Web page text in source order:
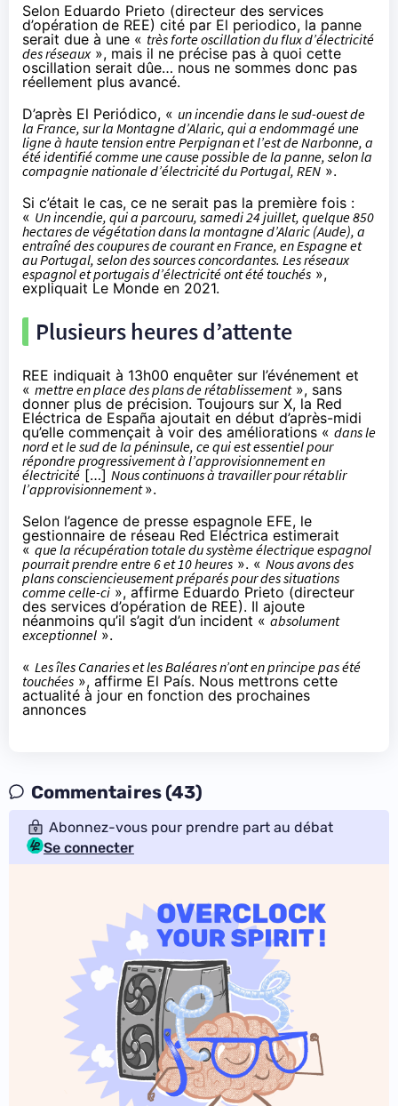
Selon Eduardo Prieto (directeur des services
d’opération de REE) cité par El periodico, la panne
serait due à une « très forte oscillation du flux d’électricité
des réseaux», mais il ne précise pas à quoi cette
oscillation serait dûe… nous ne sommes donc pas
réellement plus avancé.
D’après El Periódico, « un incendie dans le sud-ouest de
la France, sur la Montagne d’Alaric, qui a endommagé une
ligne à haute tension entre Perpignan et l’est de Narbonne, a
été identifié comme une cause possible de la panne, selon la
compagnie nationale d’électricité du Portugal, REN».
Si c’était le cas, ce ne serait pas la première fois :
« Un incendie, qui a parcouru, samedi 24 juillet, quelque 850
hectares de végétation dans la montagne d’Alaric (Aude), a
entraîné des coupures de courant en France, en Espagne et
au Portugal, selon des sources concordantes. Les réseaux
espagnol et portugais d’électricité ont été touchés »,
expliquait Le Monde en 2021.
Plusieurs heures d’attente
REE indiquait à 13h00 enquêter sur l’événement et
« mettre en place des plans de rétablissement», sans
donner plus de précision. Toujours sur X, la Red
Eléctrica de España ajoutait en début d’après-midi
qu’elle commençait à voir des améliorations « dans le
nord et le sud de la péninsule, ce qui est essentiel pour
répondre progressivement à l’approvisionnement en
électricité […] Nous continuons à travailler pour rétablir
l’approvisionnement».
Selon l’agence de presse espagnole EFE, le
gestionnaire de réseau Red Eléctrica estimerait
« que la récupération totale du système électrique espagnol
pourrait prendre entre 6 et 10 heures ». « Nous avons des
plans consciencieusement préparés pour des situations
comme celle-ci », affirme Eduardo Prieto (directeur
des services d’opération de REE). Il ajoute
néanmoins qu’il s’agit d’un incident « absolument
exceptionnel ».
« Les îles Canaries et les Baléares n’ont en principe pas été
touchées », affirme El País. Nous mettrons cette
actualité à jour en fonction des prochaines
annonces
Commentaires (43)
Abonnez-vous pour prendre part au débat
Se connecter